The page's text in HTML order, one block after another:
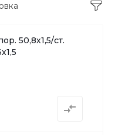
50,8х1,5/ст.